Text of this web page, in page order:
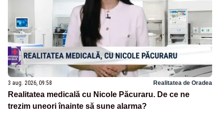
3 aug. 2026, 09:58 Realitatea de Oradea
Realitatea medicală cu Nicole Păcuraru. De ce ne
trezim uneori înainte să sune alarma?